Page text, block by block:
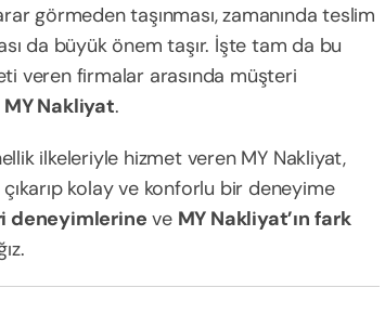
görmeden taşınması, zamanında teslim
da büyük önem taşır. İşte tam da bu
veren firmalar arasında müşteri
MY Nakliyat.
ilkeleriyle hizmet veren MY Nakliyat,
kolay ve konforlu bir deneyime
deneyimlerine ve MY Nakliyat’ın fark